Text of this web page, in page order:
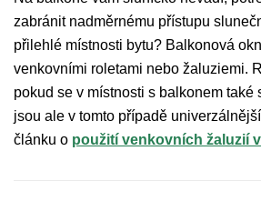
zabránit nadměrnému přístupu
přilehlé místnosti bytu? Balkonová
venkovními roletami nebo žaluziemi.
pokud se v místnosti s balkonem také
jsou ale v tomto případě
článku o použití venkovních žaluzií